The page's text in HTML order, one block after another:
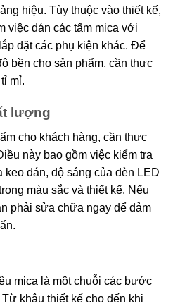
hiệu. Tùy thuộc vào thiết kế,
việc dán các tấm mica với
đặt các phụ kiện khác. Để
bền cho sản phẩm, cần thực
mỉ.
lượng
cho khách hàng, cần thực
này bao gồm việc kiểm tra
dán, độ sáng của đèn LED
màu sắc và thiết kế. Nếu
phải sửa chữa ngay để đảm
mica là một chuỗi các bước
khâu thiết kế cho đến khi